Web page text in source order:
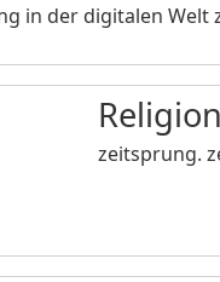
in der digitalen
zeitsprung.